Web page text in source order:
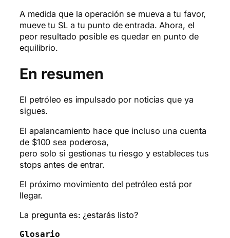
A medida que la operación se mueva a tu favor,
mueve tu SL a tu punto de entrada. Ahora, el
peor resultado posible es quedar en punto de
equilibrio.
En resumen
El petróleo es impulsado por noticias que ya
sigues.
El apalancamiento hace que incluso una cuenta
de $100 sea poderosa,
pero solo si gestionas tu riesgo y estableces tus
stops antes de entrar.
El próximo movimiento del petróleo está por
llegar.
La pregunta es: ¿estarás listo?
Glosario